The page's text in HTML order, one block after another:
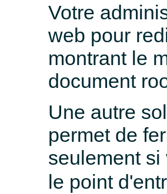
Votre
web pour
montrant le
document
Une autre
permet de
seulement
le point